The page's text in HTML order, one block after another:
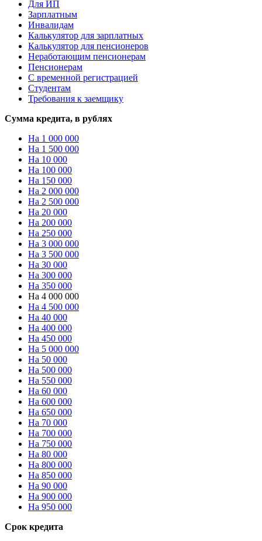
Для ИП
Зарплатным
Инвалидам
Калькулятор для зарплатных
Калькулятор для пенсионеров
Неработающим пенсионерам
Пенсионерам
С временной регистрацией
Студентам
Требования к заемщику
Сумма кредита, в рублях
На 1 000 000
На 1 500 000
На 10 000
На 100 000
На 150 000
На 2 000 000
На 2 500 000
На 20 000
На 200 000
На 250 000
На 3 000 000
На 3 500 000
На 30 000
На 300 000
На 350 000
На 4 000 000
На 4 500 000
На 40 000
На 400 000
На 450 000
На 5 000 000
На 50 000
На 500 000
На 550 000
На 60 000
На 600 000
На 650 000
На 70 000
На 700 000
На 750 000
На 80 000
На 800 000
На 850 000
На 90 000
На 900 000
На 950 000
Срок кредита